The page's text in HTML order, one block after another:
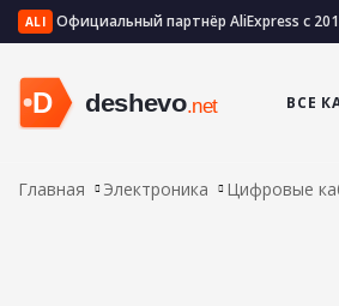
ALI Официальный партнёр AliExpress с
ВСЕ
Главная Электроника Цифровые